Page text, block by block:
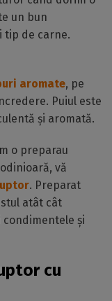
un bun
tip de carne.
aromate, pe
Puiul este
și aromată.
o preparau
vă
. Preparat
atât cât
și
cu